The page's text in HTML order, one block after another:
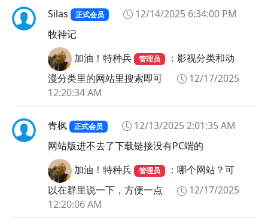
Silas 正式会员
12/14/2025 6:34:00 PM
牧神记
加油！特种兵
管理员
：影视分类和动
漫分类里的网站里搜索即可
12/17/2025
12:20:34 AM
青枫 正式会员
12/13/2025 2:01:35 AM
网站版进不去了下载链接没有PC端的
加油！特种兵
管理员
：哪个网站？可
以在群里说一下，方便一点
12/17/2025
12:20:06 AM